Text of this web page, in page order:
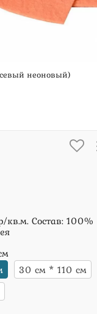
неоновый)
Состав: 100%
30 см * 110 см